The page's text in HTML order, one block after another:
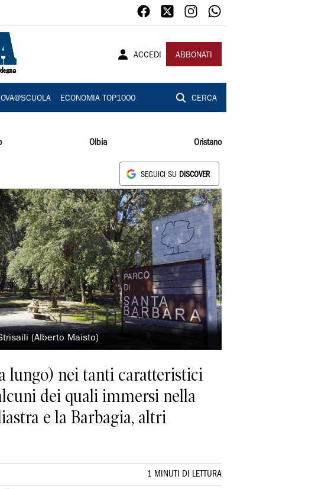
ACCEDI ABBONATI
ECONOMIA TOP1000 CERCA
Olbia Oristano
SEGUICI SU DISCOVER
(Alberto Maisto)
lungo) nei tanti caratteristici
dei quali immersi nella
e la Barbagia, altri
1 MINUTI DI LETTURA